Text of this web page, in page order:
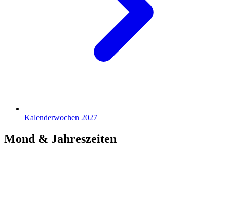
Kalenderwochen 2027
Mond & Jahreszeiten